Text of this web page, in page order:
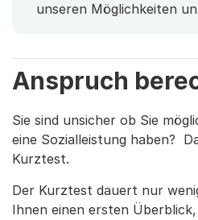
unseren Möglichkeiten
Anspruch
Sie sind unsicher ob Sie
eine Sozialleistung haben?
Kurztest.
Der Kurztest dauert nur
Ihnen einen ersten